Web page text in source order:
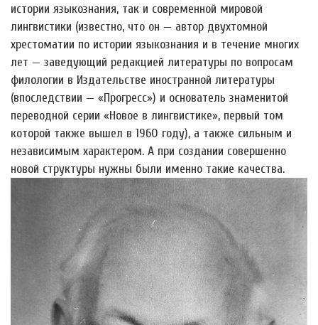
истории языкознания, так и современной мировой
лингвистики (известно, что он — автор двухтомной
хрестоматии по истории языкознания и в течение многих
лет — заведующий редакцией литературы по вопросам
филологии в Издательстве иностранной литературы
(впоследствии — «Прогресс») и основатель знаменитой
переводной серии «Новое в лингвистике», первый том
которой также вышел в 1960 году), а также сильным и
независимым характером. А при создании совершенно
новой структуры нужны были именно такие качества.